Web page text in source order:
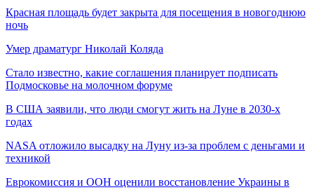
Красная площадь будет закрыта для посещения в новогоднюю
ночь
Умер драматург Николай Коляда
Стало известно, какие соглашения планирует подписать
Подмосковье на молочном форуме
В США заявили, что люди смогут жить на Луне в 2030-х
годах
NASA отложило высадку на Луну из-за проблем с деньгами и
техникой
Еврокомиссия и ООН оценили восстановление Украины в